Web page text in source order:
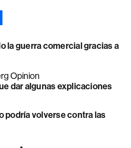
la guerra comercial gracias a
Opinion
dar algunas explicaciones
podría volverse contra las